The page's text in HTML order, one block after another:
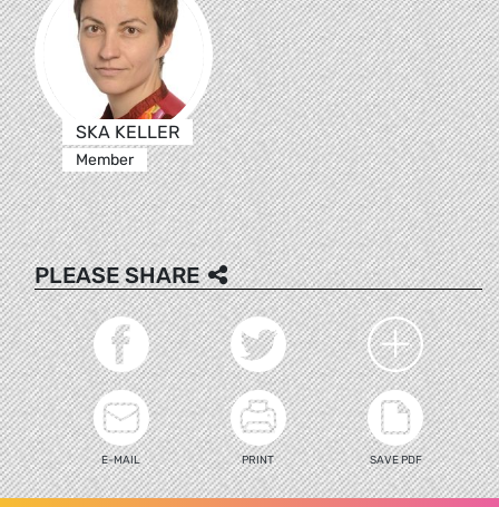
SKA KELLER
Member
PLEASE SHARE
E-MAIL PRINT SAVE PDF